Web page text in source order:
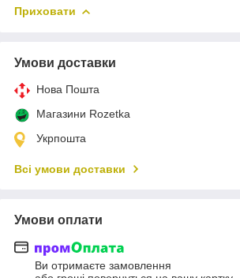
Приховати
Умови доставки
Нова Пошта
Магазини Rozetka
Укрпошта
Всі умови доставки
Умови оплати
Ви отримаєте замовлення